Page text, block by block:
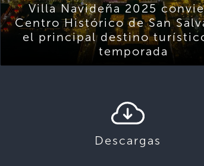
Villa Navideña 2025
Centro Histórico de San
el principal destino
temporada
Descargas